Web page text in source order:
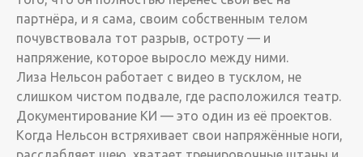
партнёра, и я сама, своим собственным телом
почувствовала тот разрыв, остроту — и
напряжение, которое выросло между ними.
Лиза Нельсон работает с видео в тусклом, не
слишком чистом подвале, где расположился театр.
Документирование КИ — это один из её проектов.
Когда Нельсон встряхивает свои напряжённые ноги,